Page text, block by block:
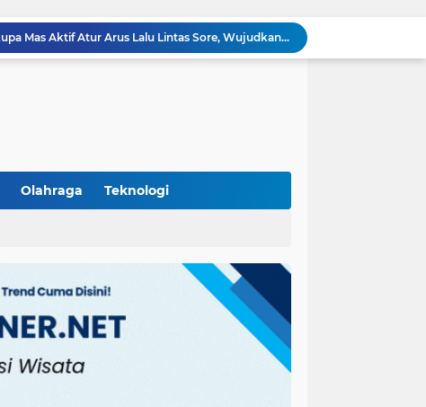
Ka Polsubsektor Cikupa Mas Aktif Atur Arus Lalu Lintas Sore, Wujudkan Kamseltibcar Lantas
Polsek Cikupa Cek Lokasi Penemuan Buaya di Desa Budimulya, Satwa Dievakuasi Petugas Damkar
Polsek Cikupa Gelar Patroli dan Berikan Imbauan kepada Debt Collector, Cegah Gangguan Kamtibmas
Polsek Cikupa Intensifkan Patroli Ops Cipkon KRYD, Antisipasi Gangguan Kamtibmas di Kawasan Citra Raya
Olahraga Teknologi